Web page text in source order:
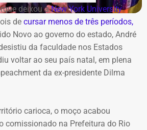
deixou aNew York University
de cursar menos de três períodos,
Novo ao governo do estado, André
da faculdade nos Estados
voltar ao seu país natal, em plena
da ex-presidente Dilma
carioca, o moço acabou
comissionado na Prefeitura do Rio